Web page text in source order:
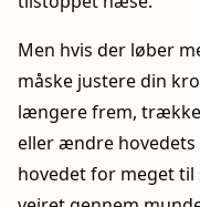
Men hvis der løber
måske justere din
længere frem,
eller ændre
hovedet for meget